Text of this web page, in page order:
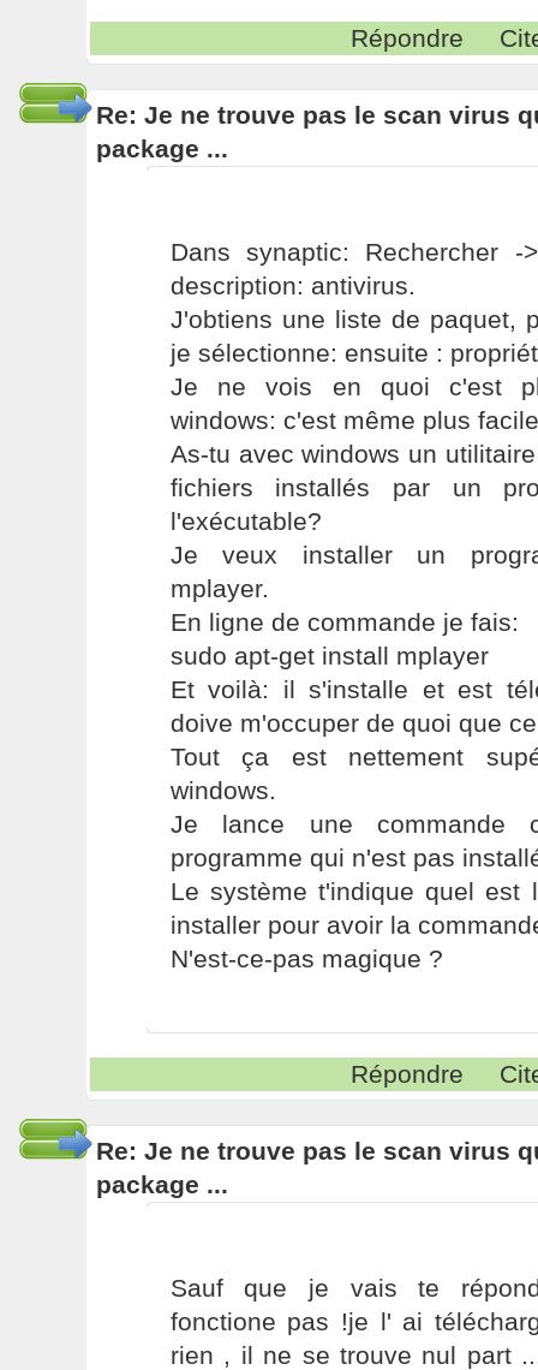
Répondre
Re: Je ne trouve pas le scan virus
package ...
Dans synaptic: Rechercher
description: antivirus.
J'obtiens une liste de paquet,
je sélectionne: ensuite :
Je ne vois en quoi c'est
windows: c'est même plus
As-tu avec windows un
fichiers installés par un
l'exécutable?
Je veux installer un
mplayer.
En ligne de commande je fais:
sudo apt-get install mplayer
Et voilà: il s'installe et est
doive m'occuper de quoi que
Tout ça est nettement
windows.
Je lance une commande
programme qui n'est pas
Le système t'indique quel est
installer pour avoir la
N'est-ce-pas magique ?
Répondre
Re: Je ne trouve pas le scan virus
package ...
Sauf que je vais te
fonctione pas !je l' ai
rien , il ne se trouve nul part